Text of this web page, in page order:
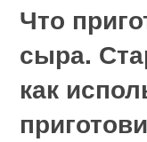
Что
сыра.
как